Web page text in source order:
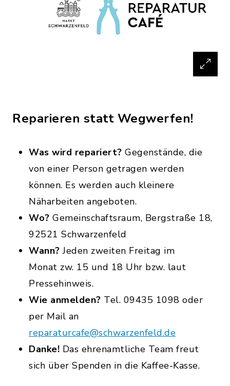
Reparieren statt Wegwerfen!
Was wird repariert? Gegenstände, die
von einer Person getragen werden
können. Es werden auch kleinere
Näharbeiten angeboten.
Wo? Gemeinschaftsraum, Bergstraße 18,
92521 Schwarzenfeld
Wann? Jeden zweiten Freitag im
Monat zw. 15 und 18 Uhr bzw. laut
Pressehinweis.
Wie anmelden? Tel. 09435 1098 oder
per Mail an
reparaturcafe@schwarzenfeld.de
Danke! Das ehrenamtliche Team freut
sich über Spenden in die Kaffee-Kasse.